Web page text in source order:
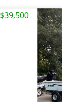
$39,500